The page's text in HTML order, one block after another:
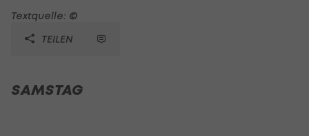
Textquelle: ©
TEILEN
SAMSTAG